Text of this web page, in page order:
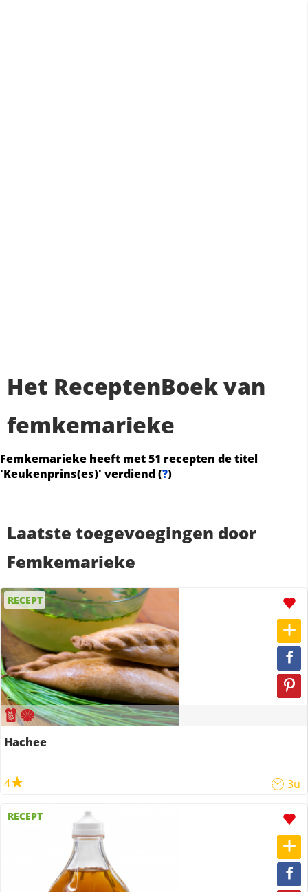
Het ReceptenBoek van
femkemarieke
Femkemarieke heeft met 51 recepten de titel
'Keukenprins(es)' verdiend (?)
Laatste toegevoegingen door
Femkemarieke
RECEPT
Hachee
4 3u
RECEPT